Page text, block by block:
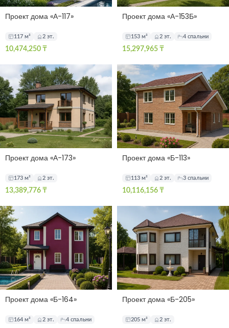
Проект дома «А-117»
117 м² 2 эт.
10,474,250 ₸
Проект дома «А-153Б»
153 м² 2 эт. 4 спальни
15,297,965 ₸
Проект дома «А-173»
173 м² 2 эт.
13,389,776 ₸
Проект дома «Б-113»
113 м² 2 эт. 3 спальни
10,116,156 ₸
Проект дома «Б-164»
164 м² 2 эт. 4 спальни
Проект дома «Б-205»
205 м² 2 эт.